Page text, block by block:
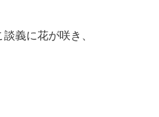
義に花が咲き、